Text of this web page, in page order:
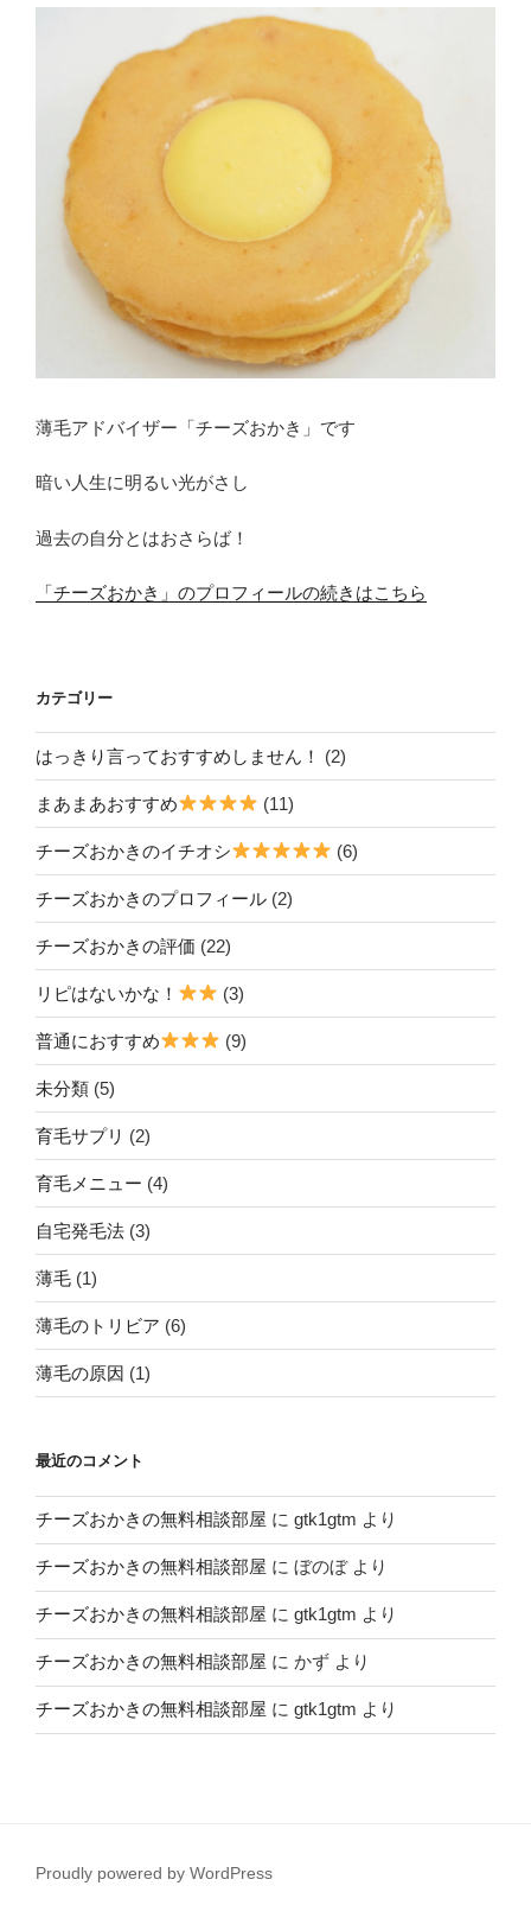
薄毛アドバイザー「チーズおかき」です
暗い人生に明るい光がさし
過去の自分とはおさらば！
「チーズおかき」のプロフィールの続きはこちら
カテゴリー
はっきり言っておすすめしません！ (2)
まあまあおすすめ (11)
チーズおかきのイチオシ (6)
チーズおかきのプロフィール (2)
チーズおかきの評価 (22)
リピはないかな！ (3)
普通におすすめ (9)
未分類 (5)
育毛サプリ (2)
育毛メニュー (4)
自宅発毛法 (3)
薄毛 (1)
薄毛のトリビア (6)
薄毛の原因 (1)
最近のコメント
チーズおかきの無料相談部屋 に gtk1gtm より
チーズおかきの無料相談部屋 に ぼのぼより
チーズおかきの無料相談部屋 に gtk1gtm より
チーズおかきの無料相談部屋 に かず より
チーズおかきの無料相談部屋 に gtk1gtm より
Proudly powered by WordPress